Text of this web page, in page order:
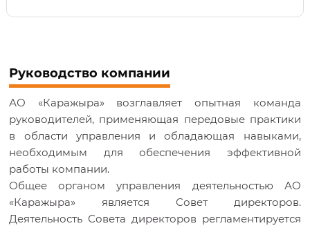
Руководство компании
АО «Каражыра» возглавляет опытная команда
руководителей, применяющая передовые практики
в области управления и обладающая навыками,
необходимым для обеспечения эффективной
работы компании.
Общее органом управления деятельностью АО
«Каражыра» является Совет директоров.
Деятельность Совета директоров регламентируется